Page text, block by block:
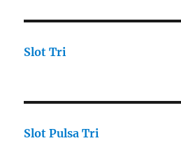
Slot Tri
Slot Pulsa Tri